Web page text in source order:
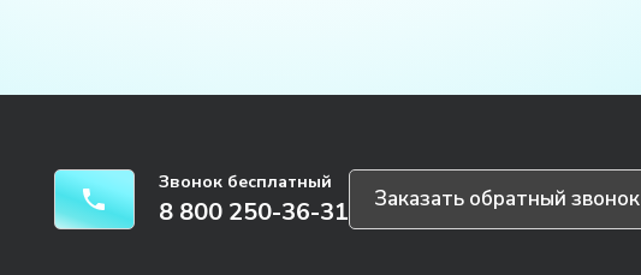
Звонок бесплатный
8 800 250-36-31 Заказать обратный звонок